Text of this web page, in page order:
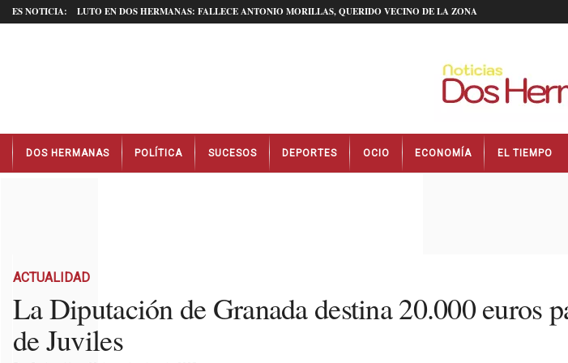
ES NOTICIA: LUTO EN DOS HERMANAS: FALLECE ANTONIO MORILLAS, QUERIDO VECINO DE LA ZONA
t
DOS HERMANAS POLÍTICA SUCESOS DEPORTES OCIO ECONOMÍA EL TIEMPO
ACTUALIDAD
La Diputación de Granada destina 20.000 euros
de Juviles